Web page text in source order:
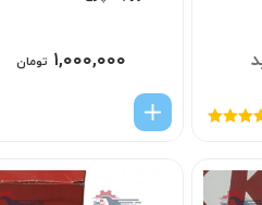
۱,۰۰۰,۰۰۰ تومان